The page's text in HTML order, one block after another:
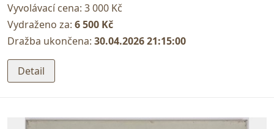
Vyvolávací cena: 3 000 Kč
Vydraženo za: 6 500 Kč
Dražba ukončena: 30.04.2026 21:15:00
Detail